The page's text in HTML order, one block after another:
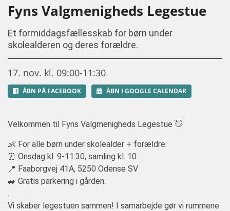
Fyns Valgmenigheds Legestue
Et formiddagsfællesskab for børn under
skolealderen og deres forældre.
17. nov. kl. 09:00-11:30
ÅBN PÅ FACEBOOK ÅBN I GOOGLE CALENDAR
Velkommen til Fyns Valgmenigheds Legestue 👋
👶 For alle børn under skolealder + forældre.
⏰ Onsdag kl. 9-11:30, samling kl. 10.
📍 Faaborgvej 41A, 5250 Odense SV
🚙 Gratis parkering i gården.
.
Vi skaber legestuen sammen! I samarbejde gør vi rummene